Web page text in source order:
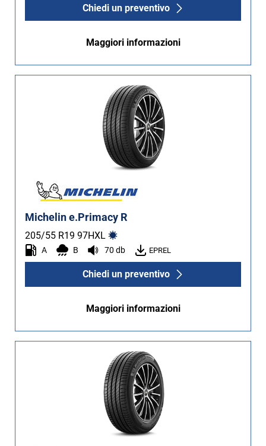
Chiedi un preventivo
Maggiori informazioni
Michelin e.Primacy R
205/55 R19 97HXL
A B 70 db EPREL
Chiedi un preventivo
Maggiori informazioni